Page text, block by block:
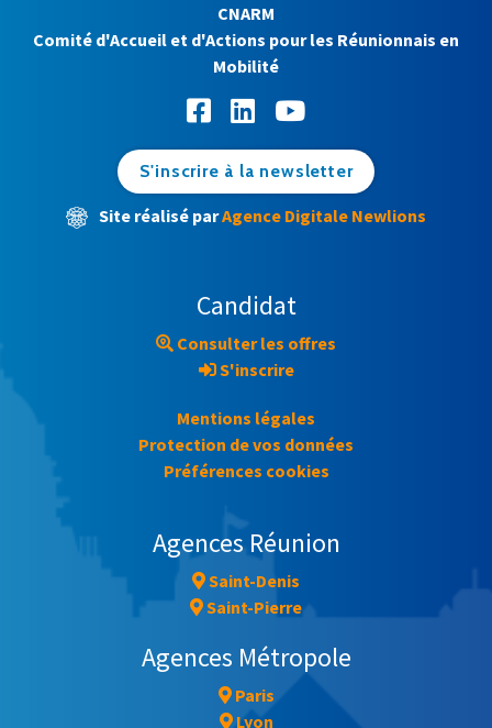
Agences Réunion
Saint-Denis
Saint-Pierre
Agences Métropole
Paris
Lyon
CNARM
Comité d'Accueil et d'Actions pour les Réunionnais en
Mobilité
S'inscrire à la newsletter
Site réalisé parAgence Digitale Newlions
Candidat
Consulter les offres
S'inscrire
Mentions légales
Protection de vos données
Préférences cookies